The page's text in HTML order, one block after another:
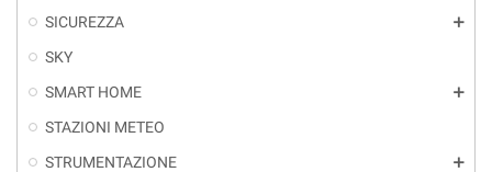
SICUREZZA add
SKY
SMART HOME
add
STAZIONI METEO
STRUMENTAZIONE
add